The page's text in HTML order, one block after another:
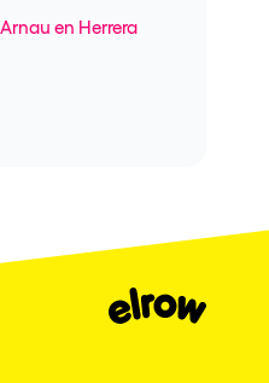
en Herrera